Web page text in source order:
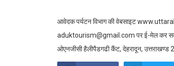
आवेदक पर्यटन विभाग की वेबसाइट
aduktourism@gmail.com पर ई-मेल कर सकते
ओएनजीसी हैलीपैडगढी कैंट, देहरादून, उत्तराखण्ड